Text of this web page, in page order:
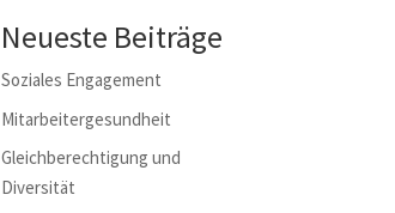
Neueste Beiträge
Soziales Engagement
Mitarbeitergesundheit
Gleichberechtigung und
Diversität